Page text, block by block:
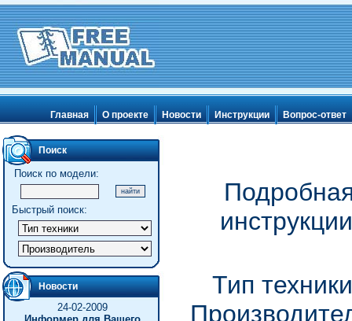
Главная О проекте Новости Инструкции Вопрос-ответ
Поиск
Поиск по модели:
Быстрый поиск:
Новости
24-02-2009
Тип